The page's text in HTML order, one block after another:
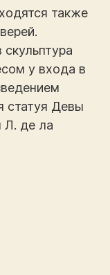
также
у входа в
статуя Девы
Л. де ла